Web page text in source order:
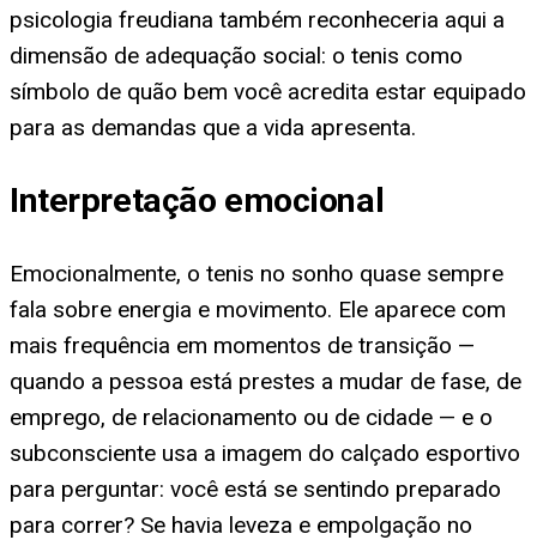
psicologia freudiana também reconheceria aqui a
dimensão de adequação social: o tenis como
símbolo de quão bem você acredita estar equipado
para as demandas que a vida apresenta.
Interpretação emocional
Emocionalmente, o tenis no sonho quase sempre
fala sobre energia e movimento. Ele aparece com
mais frequência em momentos de transição —
quando a pessoa está prestes a mudar de fase, de
emprego, de relacionamento ou de cidade — e o
subconsciente usa a imagem do calçado esportivo
para perguntar: você está se sentindo preparado
para correr? Se havia leveza e empolgação no